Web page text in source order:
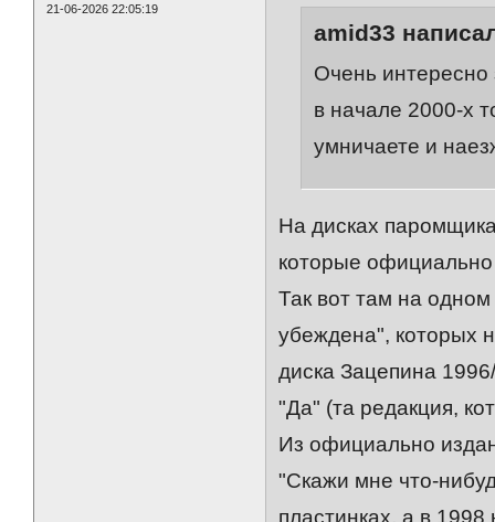
21-06-2026 22:05:19
amid33
Очень
в начале 2000-х
умничаете и
На дисках
которые
Так вот там на
убеждена", которых
диска Зацепина
"Да" (та редакция,
Из официально
"Скажи мне что-
пластинках, а в